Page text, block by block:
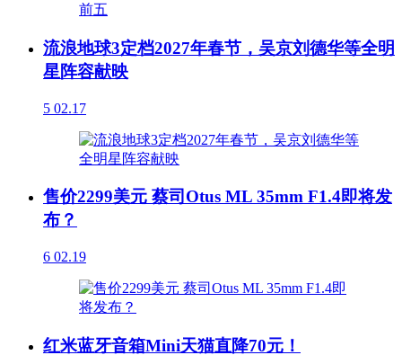
流浪地球3定档2027年春节，吴京刘德华等全明
星阵容献映
5 02.17
售价2299美元 蔡司Otus ML 35mm F1.4即将发
布？
6 02.19
红米蓝牙音箱Mini天猫直降70元！